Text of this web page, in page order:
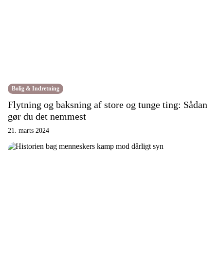
Bolig & Indretning
Flytning og baksning af store og tunge ting: Sådan
gør du det nemmest
21. marts 2024